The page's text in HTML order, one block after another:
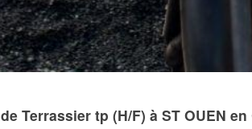
de Terrassier tp (H/F) à ST OUEN